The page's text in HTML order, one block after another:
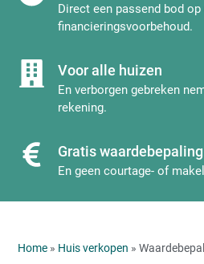
Direct een passend bod op
financieringsvoorbehoud.
Voor alle huizen
En verborgen gebreken
rekening.
Gratis waardebepaling
En geen courtage- of
Home » Huis verkopen »